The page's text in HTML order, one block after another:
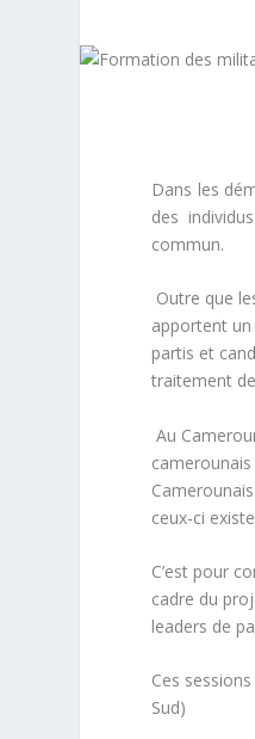
Dans les
des
commun.
Outre que
apportent un
partis et
traitement
Au
ceux-ci
C’est pour
cadre du
leaders de
Ces
Sud)